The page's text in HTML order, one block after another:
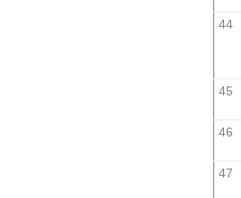
44
45
46
47